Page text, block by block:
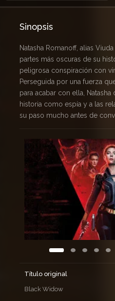
Sinopsis
Natasha Romanoff, alias
partes más oscuras de su
peligrosa conspiración con
Perseguida por una fuerza
para acabar con ella, Natasha
historia como espía y a las
su paso mucho antes de
Título original
Black Widow